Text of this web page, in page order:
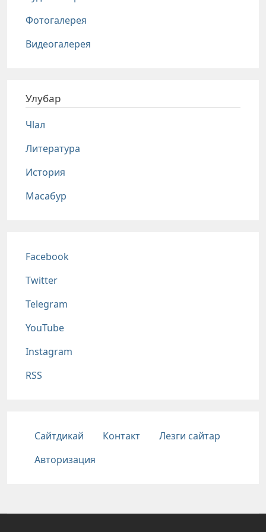
Фотогалерея
Видеогалерея
Улубар
Чlал
Литература
История
Масабур
Соц сети
Facebook
Twitter
Telegram
YouTube
Instagram
RSS
Подвал
Сайтдикай Контакт
Лезги сайтар
Авторизация